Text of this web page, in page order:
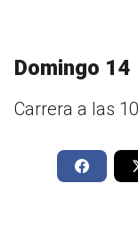
Domingo 14
Carrera a las 10